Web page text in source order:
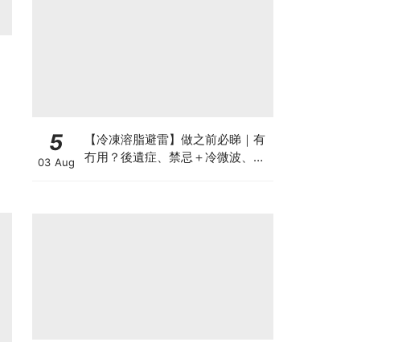
5
03 Aug
【冷凍溶脂避雷】做之前必睇｜有
冇用？後遺症、禁忌＋冷微波、雙